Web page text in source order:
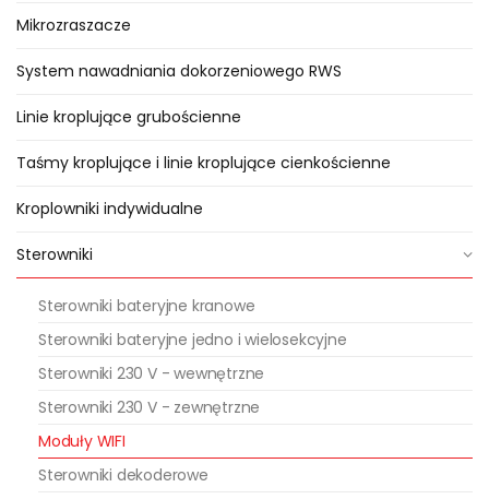
Mikrozraszacze
System nawadniania dokorzeniowego RWS
Linie kroplujące grubościenne
Taśmy kroplujące i linie kroplujące cienkościenne
Kroplowniki indywidualne
Sterowniki
Sterowniki bateryjne kranowe
Sterowniki bateryjne jedno i wielosekcyjne
Sterowniki 230 V - wewnętrzne
Sterowniki 230 V - zewnętrzne
Moduły WIFI
Sterowniki dekoderowe